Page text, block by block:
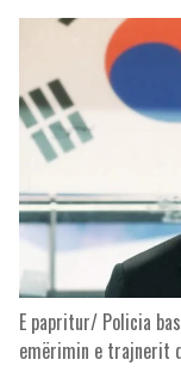
E papritur/ Policia
emërimin e trajnerit